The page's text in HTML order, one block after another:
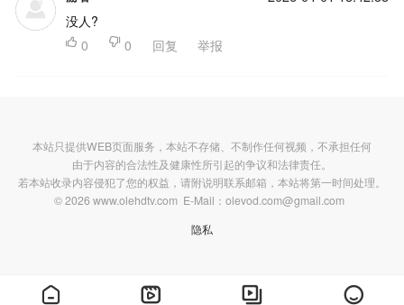
没人?
 0  0 回复 举报
本站只提供WEB页面服务，本站不存储、不制作任何视频，不承担任何
由于内容的合法性及健康性所引起的争议和法律责任。
若本站收录内容侵犯了您的权益，请附说明联系邮箱，本站将第一时间处理。
© 2026 www.olehdtv.com E-Mail：olevod.com@gmail.com
隐私
   